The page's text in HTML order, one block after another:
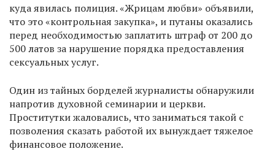
куда явилась полиция. «Жрицам любви» объявили,
что это «контрольная закупка», и путаны оказались
перед необходимостью заплатить штраф от 200 до
500 латов за нарушение порядка предоставления
сексуальных услуг.
Один из тайных борделей журналисты обнаружили
напротив духовной семинарии и церкви.
Проститутки жаловались, что заниматься такой с
позволения сказать работой их вынуждает тяжелое
финансовое положение.